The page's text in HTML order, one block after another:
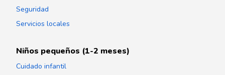
Seguridad
Servicios locales
Niños pequeños (1-2 meses)
Cuidado infantil